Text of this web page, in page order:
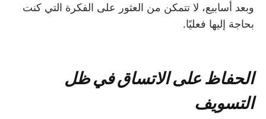
وبعد أسابيع، لا تتمكن من العثور على الفكرة التي كنت
بحاجة إليها فعليًا.
الحفاظ على الاتساق في ظل
التسويف